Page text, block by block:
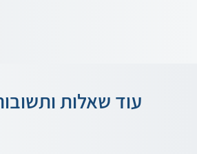
עוד שאלות